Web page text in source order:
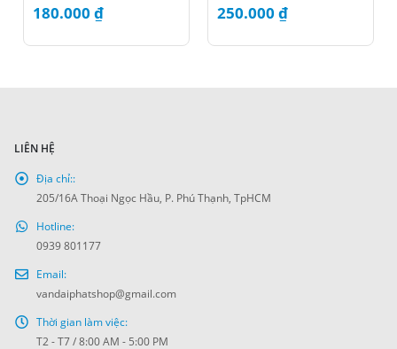
180.000 ₫ 250.000 ₫
LIÊN HỆ
Địa chỉ::
205/16A Thoại Ngọc Hầu, P. Phú Thạnh, TpHCM
Hotline:
0939 801177
Email:
vandaiphatshop@gmail.com
Thời gian làm việc:
T2 - T7 / 8:00 AM - 5:00 PM